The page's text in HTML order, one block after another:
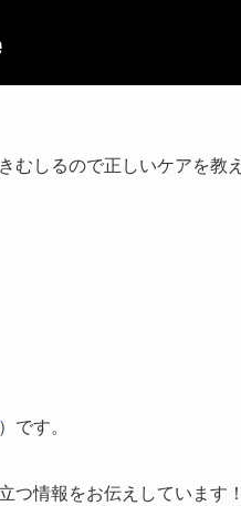
むしるので正しいケアを教
）です。
つ情報をお伝えしています！